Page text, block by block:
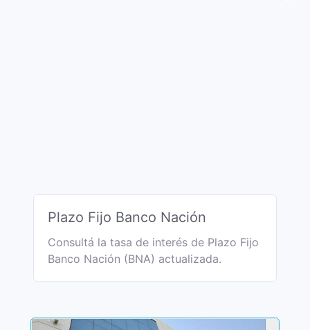
Plazo Fijo Banco Nación
Consultá la tasa de interés de Plazo Fijo
Banco Nación (BNA) actualizada.